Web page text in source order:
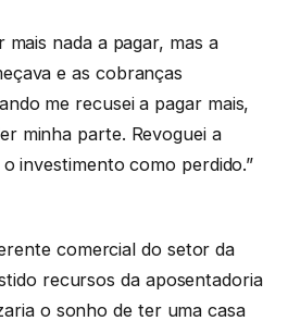
mais nada a pagar, mas a
e as cobranças
me recusei a pagar mais,
minha parte. Revoguei a
investimento como perdido.”
comercial do setor da
recursos da aposentadoria
o sonho de ter uma casa